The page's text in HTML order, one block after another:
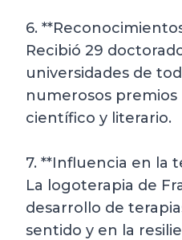
6.
Recibió 29
universidades de
numerosos
científico y literario.
7. **Influencia en la
La logoterapia de
desarrollo de
sentido y en la